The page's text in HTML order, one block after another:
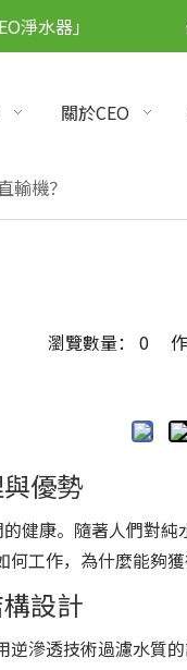
淨水器」
關於CEO
輸機？
瀏覽數量： 0作
優勢
健康。隨著人們對
工作，為什麼能夠
設計
滲透技術過濾水質